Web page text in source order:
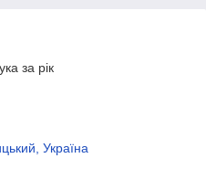
за рік
Україна